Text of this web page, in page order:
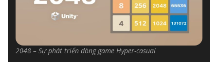
2048 – Sự phát triển dòng game Hyper-casual